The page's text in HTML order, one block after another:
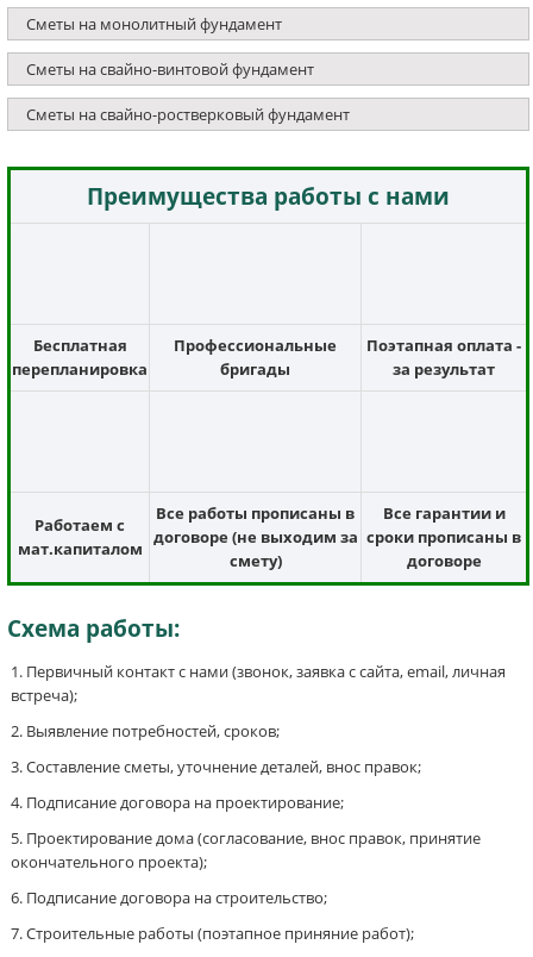
Сметы на монолитный фундамент
Сметы на свайно-винтовой фундамент
Сметы на свайно-ростверковый фундамент
Преимущества работы с нами
Бесплатная
перепланировка
Профессиональные
бригады
Поэтапная оплата -
за результат
Работаем с
мат.капиталом
Все работы прописаны в
договоре (не выходим за
смету)
Все гарантии и
сроки прописаны в
договоре
Схема работы:
Первичный контакт с нами (звонок, заявка с сайта, email, личная
встреча);
Выявление потребностей, сроков;
Составление сметы, уточнение деталей, внос правок;
Подписание договора на проектирование;
Проектирование дома (согласование, внос правок, принятие
окончательного проекта);
Подписание договора на строительство;
Строительные работы (поэтапное приняние работ);